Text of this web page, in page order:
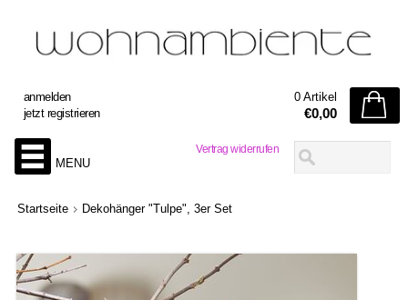
Vertrag widerrufen
anmelden
jetzt registrieren
0 Artikel
€0,00
MENU
Startseite Dekohänger "Tulpe", 3er Set